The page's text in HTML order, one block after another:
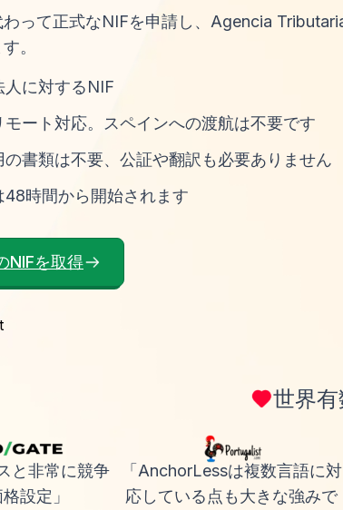
って正式なNIFを申請し、 Agencia
。
人に対するNIF
モート対応。スペインへの渡航は不要です
の書類は不要、公証や翻訳も必要ありません
48時間から開始されます
NIFを取得
世界
と非常に競争
設定」
「AnchorLessは複数言語に対
応している点も大きな強みで